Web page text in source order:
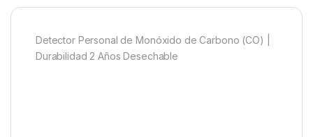
Detector Personal de Monóxido de Carbono (CO) |
Durabilidad 2 Años Desechable